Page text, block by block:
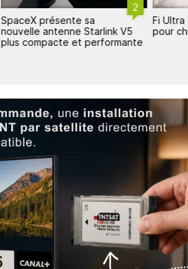
2
SpaceX présente sa
nouvelle antenne Starlink V5
plus compacte et performante
Fi
pour